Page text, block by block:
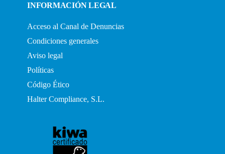
INFORMACIÓN LEGAL
Acceso al Canal de Denuncias
Condiciones generales
Aviso legal
Políticas
Código Ético
Halter Compliance, S.L.